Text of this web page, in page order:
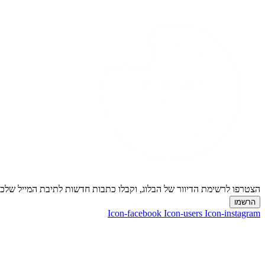
הצטרפו לרשימת הדיוור של הבלוג, וקבלו כתבות חדשות לתיבת המייל
הרשמו
Icon-facebook Icon-users Icon-instagram